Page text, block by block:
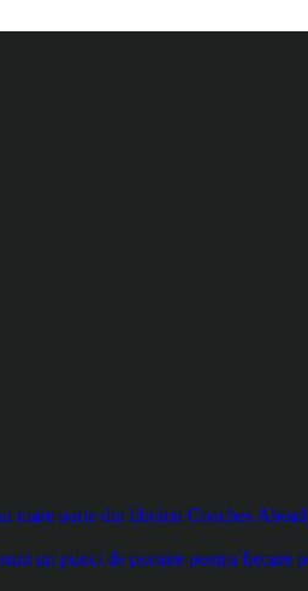
mare parte din librăria Coaches
un punct de pornire pentru fiecare